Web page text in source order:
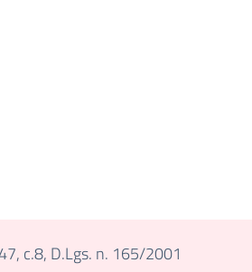
c.8, D.Lgs. n. 165/2001